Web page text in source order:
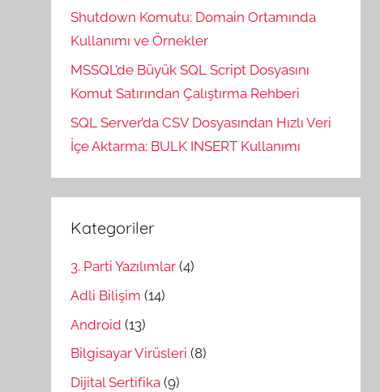
Shutdown Komutu: Domain Ortamında
Kullanımı ve Örnekler
MSSQL’de Büyük SQL Script Dosyasını
Komut Satırından Çalıştırma Rehberi
SQL Server’da CSV Dosyasından Hızlı Veri
İçe Aktarma: BULK INSERT Kullanımı
Kategoriler
3. Parti Yazılımlar (4)
Adli Bilişim (14)
Android (13)
Bilgisayar Virüsleri (8)
Dijital Sertifika (9)